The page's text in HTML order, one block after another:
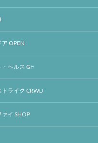
OPEN
ヘルス GH
ライク CRWD
イ SHOP